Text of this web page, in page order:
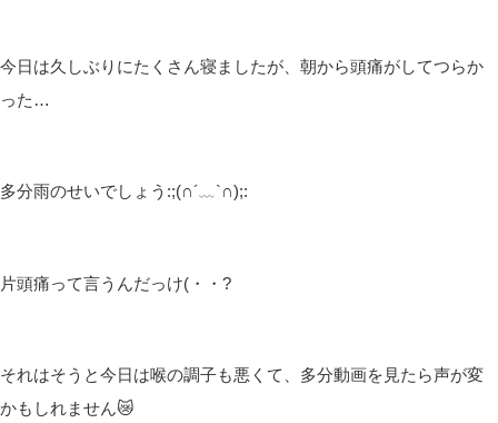
今日は久しぶりにたくさん寝ましたが、朝から頭痛がしてつらか
った…
多分雨のせいでしょう:;(∩´﹏`∩);:
片頭痛って言うんだっけ(・・?
それはそうと今日は喉の調子も悪くて、多分動画を見たら声が変
かもしれません😿